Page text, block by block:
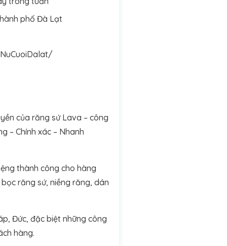
phố Đà Lạt
của răng sứ Lava – công
– Chính xác – Nhanh
thành công cho hàng
răng sứ, niềng răng, dán
Đức, đặc biệt những công
hàng.